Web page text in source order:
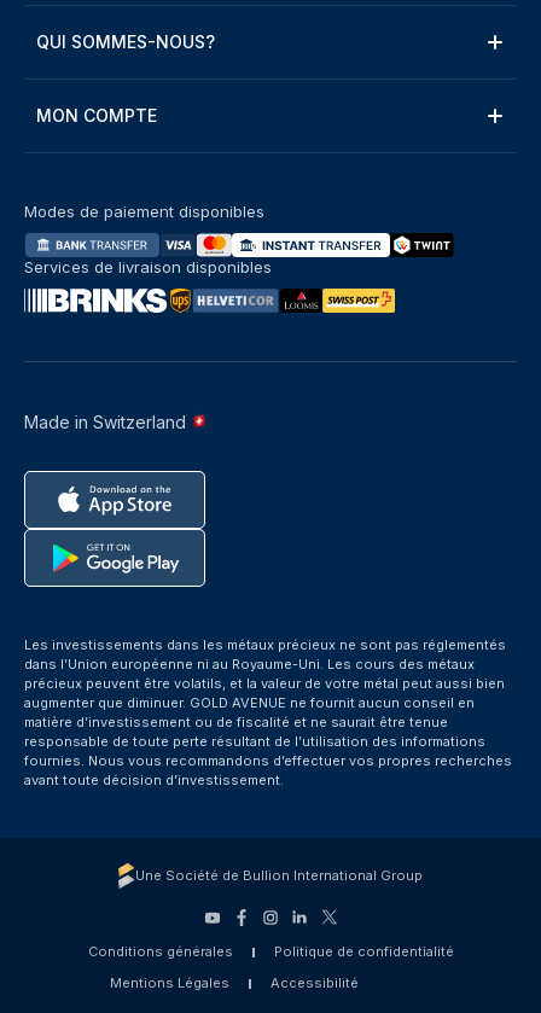
QUI SOMMES-NOUS?
MON COMPTE
Made in Switzerland
Modes de paiement disponibles
Services de livraison disponibles
Les investissements dans les métaux précieux ne sont pas réglementés
dans l’Union européenne ni au Royaume-Uni. Les cours des métaux
précieux peuvent être volatils, et la valeur de votre métal peut aussi bien
augmenter que diminuer. GOLD AVENUE ne fournit aucun conseil en
matière d’investissement ou de fiscalité et ne saurait être tenue
responsable de toute perte résultant de l’utilisation des informations
fournies. Nous vous recommandons d’effectuer vos propres recherches
avant toute décision d’investissement.
Une Société de Bullion International Group
Conditions générales
Politique de confidentialité
Mentions Légales
Accessibilité